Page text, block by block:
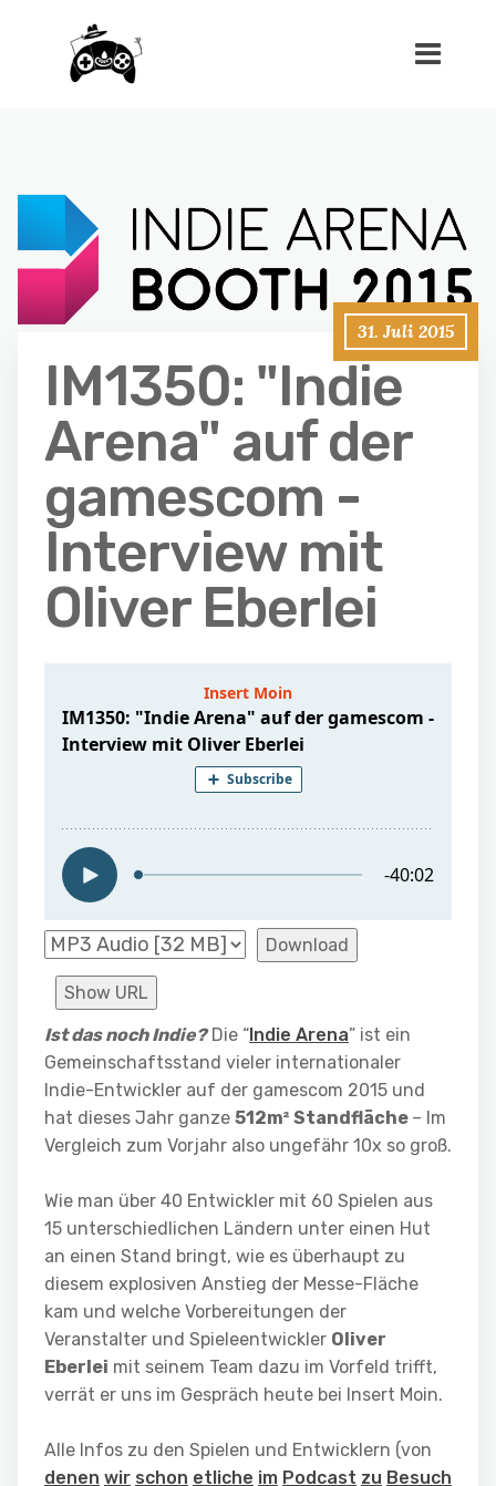
31. Juli 2015
IM1350: "Indie
Arena" auf der
gamescom -
Interview mit
Oliver Eberlei
Download
Show URL
Ist das noch Indie?Die “Indie Arena” ist ein
Gemeinschaftsstand vieler internationaler
Indie-Entwickler auf der gamescom 2015 und
hat dieses Jahr ganze 512m² Standfläche – Im
Vergleich zum Vorjahr also ungefähr 10x so groß.
Wie man über 40 Entwickler mit 60 Spielen aus
15 unterschiedlichen Ländern unter einen Hut
an einen Stand bringt, wie es überhaupt zu
diesem explosiven Anstieg der Messe-Fläche
kam und welche Vorbereitungen der
Veranstalter und Spieleentwickler Oliver
Eberlei mit seinem Team dazu im Vorfeld trifft,
verrät er uns im Gespräch heute bei Insert Moin.
Alle Infos zu den Spielen und Entwicklern (von
denen wir schon etliche im Podcast zu Besuch